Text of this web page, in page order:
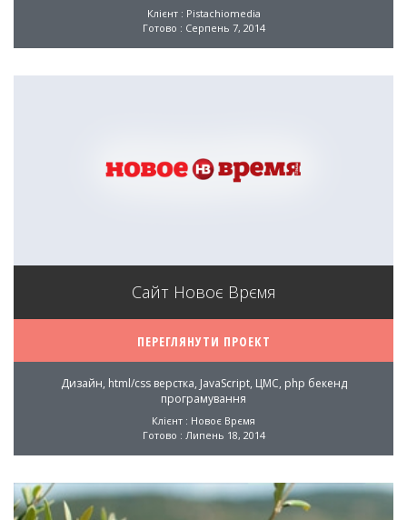
Клієнт : Pistachiomedia
Готово : Серпень 7, 2014
Сайт Новоє Врємя
ПЕРЕГЛЯНУТИ ПРОЕКТ
Дизайн, html/css верстка, JavaScript, ЦМС, php бекенд
програмування
Клієнт : Новоє Врємя
Готово : Липень 18, 2014